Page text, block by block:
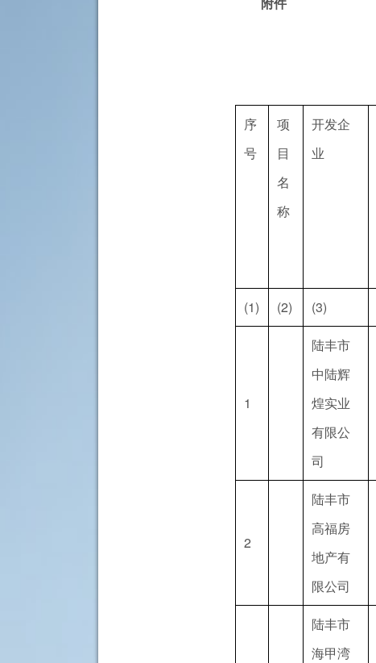
序
号
项
目
名
称
开发企
业
(1) (2) (3)
1
陆丰市
中陆辉
煌实业
有限公
司
2
陆丰市
高福房
地产有
限公司
陆丰市
海甲湾